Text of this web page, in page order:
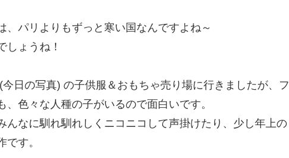
、パリよりもずっと寒い国なんですよね～
しょうね！
日の写真) の子供服＆おもちゃ売り場に行きましたが、フ
色々な人種の子がいるので面白いです。
んなに馴れ馴れしくニコニコして声掛けたり、少し年上の
す。